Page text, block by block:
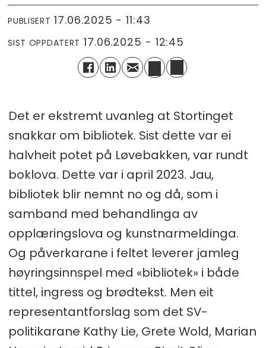
PUBLISERT 17.06.2025 - 11:43
SIST OPPDATERT 17.06.2025 - 12:45
Det er ekstremt uvanleg at Stortinget
snakkar om bibliotek. Sist dette var ei
halvheit potet på Løvebakken, var rundt
boklova. Dette var i april 2023. Jau,
bibliotek blir nemnt no og då, som i
samband med behandlinga av
opplæringslova og kunstnarmeldinga.
Og påverkarane i feltet leverer jamleg
høyringsinnspel med «bibliotek» i både
tittel, ingress og brødtekst. Men eit
representantforslag som det SV-
politikarane Kathy Lie, Grete Wold, Marian